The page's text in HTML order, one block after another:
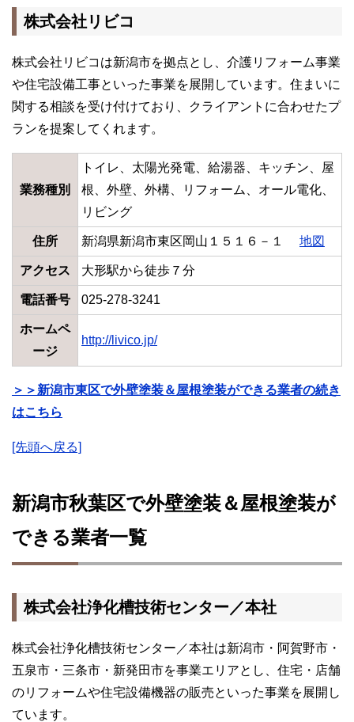
株式会社リビコ
株式会社リビコは新潟市を拠点とし、介護リフォーム事業
や住宅設備工事といった事業を展開しています。住まいに
関する相談を受け付けており、クライアントに合わせたプ
ランを提案してくれます。
業務種別
トイレ、太陽光発電、給湯器、キッチン、屋
根、外壁、外構、リフォーム、オール電化、
リビング
住所 新潟県新潟市東区岡山１５１６－１ 地図
アクセス 大形駅から徒歩７分
電話番号 025-278-3241
ホームペ
ージ
http://livico.jp/
＞＞新潟市東区で外壁塗装＆屋根塗装ができる業者の続き
はこちら
[先頭へ戻る]
新潟市秋葉区で外壁塗装＆屋根塗装が
できる業者一覧
株式会社浄化槽技術センター／本社
株式会社浄化槽技術センター／本社は新潟市・阿賀野市・
五泉市・三条市・新発田市を事業エリアとし、住宅・店舗
のリフォームや住宅設備機器の販売といった事業を展開し
ています。